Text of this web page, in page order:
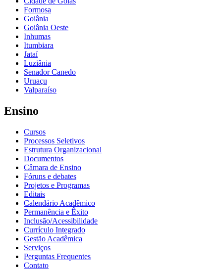
Formosa
Goiânia
Goiânia Oeste
Inhumas
Itumbiara
Jataí
Luziânia
Senador Canedo
Uruaçu
Valparaíso
Ensino
Cursos
Processos Seletivos
Estrutura Organizacional
Documentos
Câmara de Ensino
Fóruns e debates
Projetos e Programas
Editais
Calendário Acadêmico
Permanência e Êxito
Inclusão/Acessibilidade
Currículo Integrado
Gestão Acadêmica
Serviços
Perguntas Frequentes
Contato